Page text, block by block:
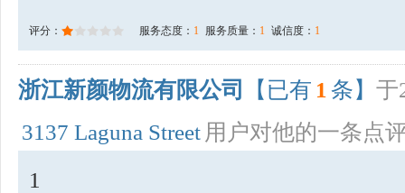
评分： 服务态度： 1 服务质量： 1 诚信度： 1
浙江新颜物流有限公司 【已有 1 条】 于
3137 Laguna Street 用户对他的一条点
1